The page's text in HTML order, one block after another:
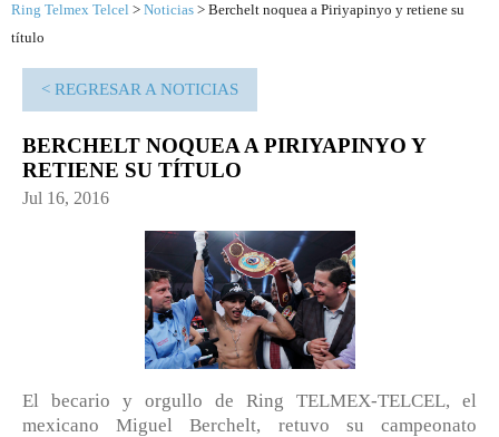
Ring Telmex Telcel > Noticias > Berchelt noquea a Piriyapinyo y retiene su
título
< REGRESAR A NOTICIAS
BERCHELT NOQUEA A PIRIYAPINYO Y
RETIENE SU TÍTULO
Jul 16, 2016
El becario y orgullo de Ring TELMEX-TELCEL, el
mexicano Miguel Berchelt, retuvo su campeonato